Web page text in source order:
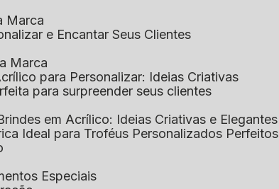
Marca
e Encantar Seus Clientes
Marca
para Personalizar: Ideias Criativas
para surpreender seus clientes
Brindes em Acrílico: Ideias Criativas e Elegantes
Ideal para Troféus Personalizados Perfeitos
Especiais